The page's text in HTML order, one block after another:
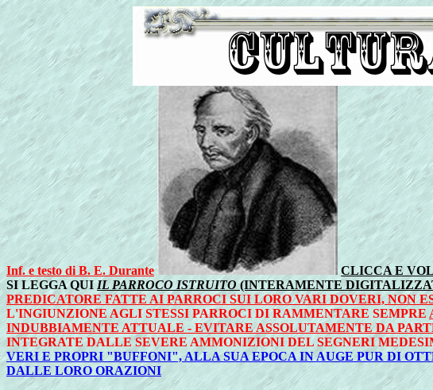
Inf. e testo di B. E. Durante
CLICCA E
SI LEGGA QUI IL PARROCO ISTRUITO(INTERAMENTE
PREDICATORE FATTE AI PARROCI SUI LORO VARI DOVERI, NON
L'INGIUNZIONE AGLI STESSI PARROCI DI RAMMENTARE SEMPRE
INDUBBIAMENTE ATTUALE - EVITARE ASSOLUTAMENTE DA
INTEGRATE DALLE SEVERE AMMONIZIONI DEL SEGNERI
VERI E PROPRI "BUFFONI", ALLA SUA EPOCA IN AUGE PUR DI
DALLE LORO ORAZIONI